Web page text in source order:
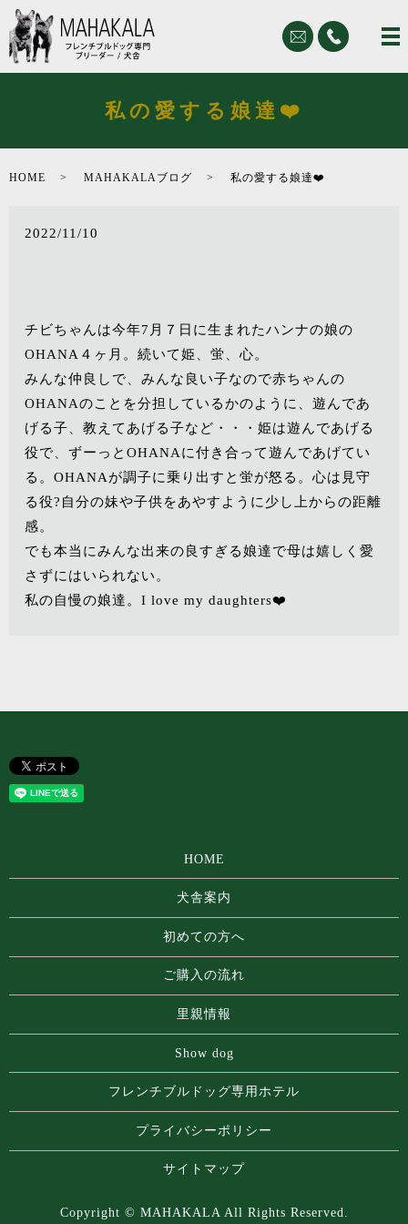
私の愛する娘達❤️
HOME MAHAKALAブログ 私の愛する娘達❤️
2022/11/10
チビちゃんは今年7月７日に生まれたハンナの娘の
OHANA４ヶ月。続いて姫、蛍、心。
みんな仲良しで、みんな良い子なので赤ちゃんの
OHANAのことを分担しているかのように、遊んであ
げる子、教えてあげる子など・・・姫は遊んであげる
役で、ずーっとOHANAに付き合って遊んであげてい
る。OHANAが調子に乗り出すと蛍が怒る。心は見守
る役?自分の妹や子供をあやすように少し上からの距離
感。
でも本当にみんな出来の良すぎる娘達で母は嬉しく愛
さずにはいられない。
私の自慢の娘達。I love my daughters❤️
HOME
犬舎案内
初めての方へ
ご購入の流れ
里親情報
Show dog
フレンチブルドッグ専⽤ホテル
プライバシーポリシー
サイトマップ
Copyright © MAHAKALA All Rights Reserved.